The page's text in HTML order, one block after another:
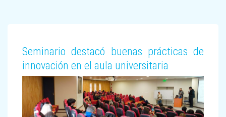
Seminario destacó buenas prácticas de
innovación en el aula universitaria